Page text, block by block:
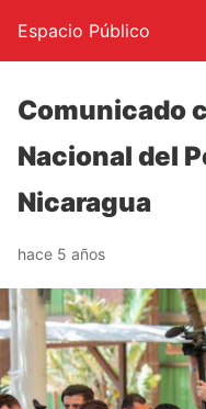
Espacio Público
Comunicado
Nacional del
Nicaragua
hace 5 años